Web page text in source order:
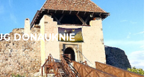
DONAUKNIE